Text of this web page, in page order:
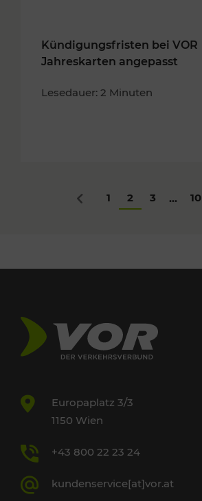
Kündigungsfristen bei VOR
Jahreskarten angepasst
Lesedauer: 2 Minuten
Zurück
1 2 3 ... 10
Europaplatz 3/3
1150 Wien
+43 800 22 23 24
kundenservice[at]vor.at